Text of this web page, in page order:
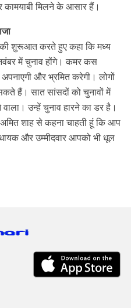
मिलने के आसार हैं।
शुरूआत करते हुए कहा कि मध्य
में चुनाव होंगे। कमर कस
और भ्रमित करेगी। लोगों
हैं। सात सांसदों को चुनावों में
उन्हें चुनाव हारने का डर है।
अमित शाह से कहना चाहती हूं कि आप
और उम्मीदवार आपको भी धूल